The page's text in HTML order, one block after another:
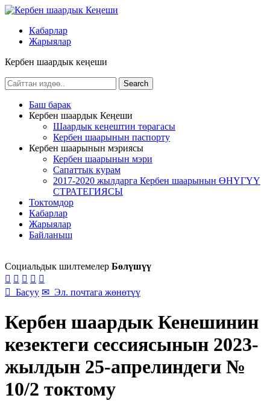
Кабарлар
Жарыялар
Кербен шаардык кеңеши
Баш барак
Кербен шаардык Кеңеши
Шаардык кеңештин төрагасы
Кербен шаарынын паспорту
Кербен шаарынын мэриясы
Кербен шаарынын мэри
Сапаттык курам
2017-2020 жылдарга Кербен шаарынын ӨНҮГҮҮ
СТРАТЕГИЯСЫ
Токтомдор
Кабарлар
Жарыялар
Байланыш
Социальдык шилтемелер Бөлүшүү
    
 Басуу ✉ Эл. почтага жөнөтүү
Кербен шаардык Кенешинин
кезектеги сессиясынын 2023-
жылдын 25-апрелиндеги №
10/2 токтому